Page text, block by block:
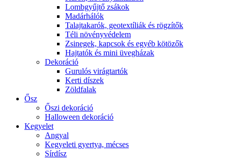
Lombgyűjtő zsákok
Madárhálók
Talajtakarók, geotextíliák és rögzítők
Téli növényvédelem
Zsinegek, kapcsok és egyéb kötözők
Hajtatók és mini üvegházak
Dekoráció
Gurulós virágtartók
Kerti díszek
Zöldfalak
Ősz
Őszi dekoráció
Halloween dekoráció
Kegyelet
Angyal
Kegyeleti gyertya, mécses
Sírdísz